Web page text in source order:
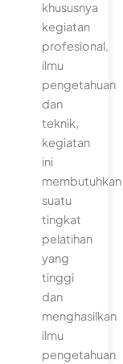
khususnya
kegiatan
profesional,
ilmu
pengetahuan
dan
teknik,
kegiatan
ini
membutuhkan
suatu
tingkat
pelatihan
yang
tinggi
dan
menghasilkan
ilmu
pengetahuan